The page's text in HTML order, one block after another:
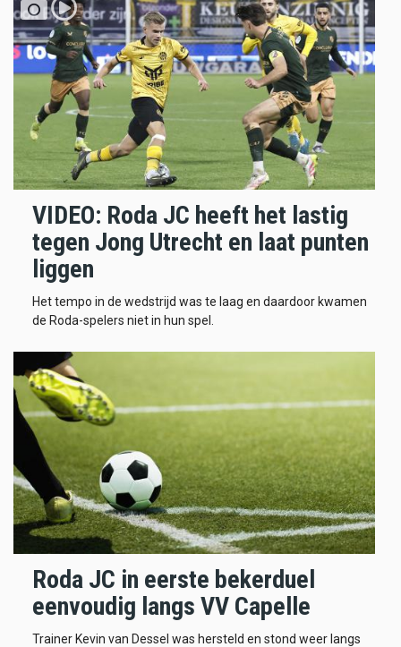
VIDEO: Roda JC heeft het lastig
tegen Jong Utrecht en laat punten
liggen
Het tempo in de wedstrijd was te laag en daardoor kwamen
de Roda-spelers niet in hun spel.
Roda JC in eerste bekerduel
eenvoudig langs VV Capelle
Trainer Kevin van Dessel was hersteld en stond weer langs